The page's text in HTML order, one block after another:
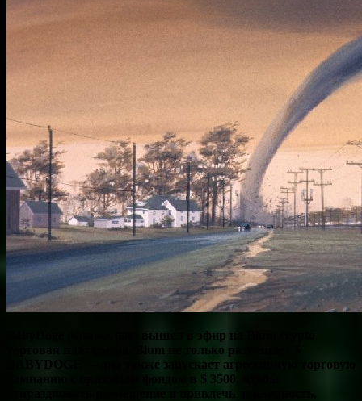
официально вышел в эфир на
Blum не только размещает $
BABYDOGE — она также запускает агрессивную торговую
кампанию с призовым фондом в $ 3500, чтобы
отпраздновать размещение и привлечь ликвидность.